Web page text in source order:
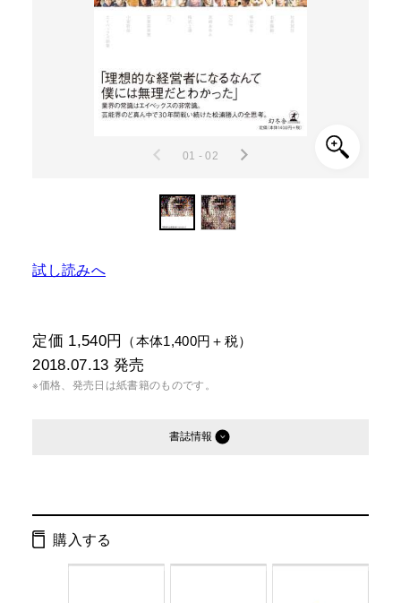
01 - 02
試し読みへ
定価 1,540円 （本体1,400円＋税）
2018.07.13 発売
※価格、発売日は紙書籍のものです。
書誌情報
ページ数：
購入する